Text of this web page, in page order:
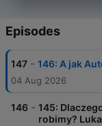
Episodes
147 - 146: A jak
04 Aug 2026
146 - 145:
robimy?